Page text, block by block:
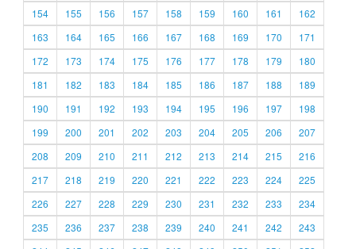
154
155 156 157 158 159 160 161
162
163
164 165 166 167 168 169 170
171
172
173 174 175 176 177 178 179
180
181
182 183 184 185 186 187 188
189
190
191 192 193 194 195 196 197
198
199
200 201 202 203 204 205 206
207
208
209 210 211 212 213 214 215
216
217
218 219 220 221 222 223 224
225
226
227 228 229 230 231 232 233
234
235
236 237 238 239 240 241 242
243